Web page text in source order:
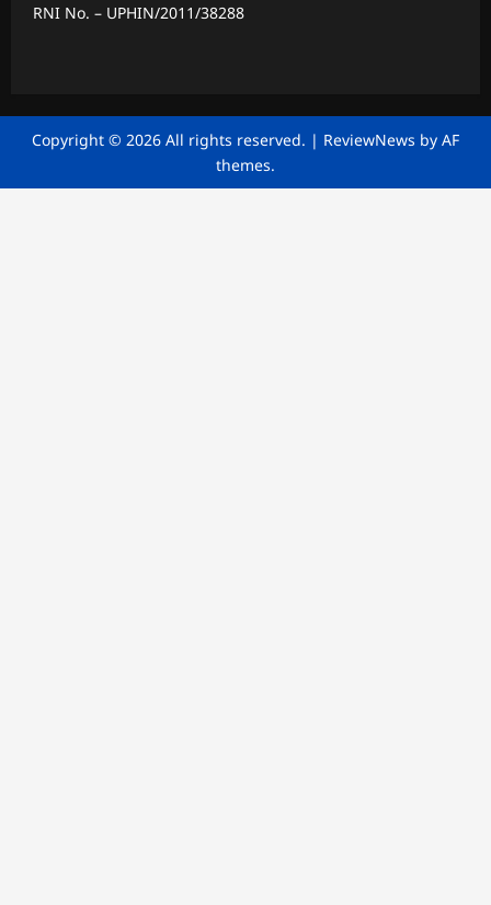
RNI No. – UPHIN/2011/38288
Copyright © 2026 All rights reserved. | ReviewNews by AF
themes.